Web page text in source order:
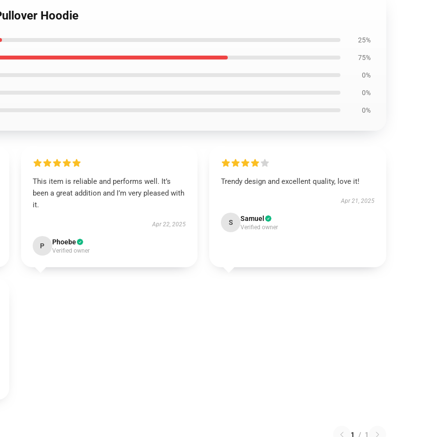
Hoodie
25%
75%
0%
0%
0%
This item is reliable and performs well. It’s
been a great addition and I’m very pleased with
it.
Apr 22, 2025
P Phoebe
Verified owner
Trendy design and excellent quality, love it!
Apr 21, 2025
S Samuel
Verified owner
1 / 1